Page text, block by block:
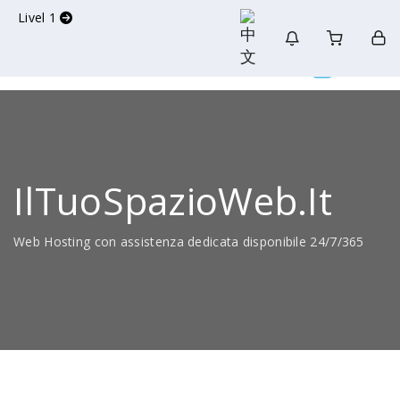
Livel 1
IlTuoSpazioWeb.it
Web Hosting con assistenza dedicata disponibile 24/7/365